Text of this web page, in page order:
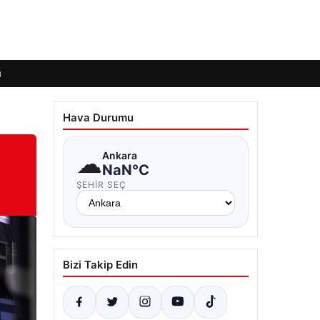
Hava Durumu
☁Ankara
NaN°C
ŞEHIR SEÇ
Bizi Takip Edin